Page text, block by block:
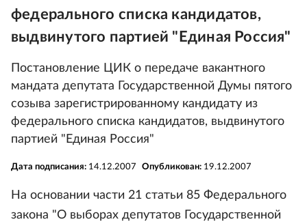
федерального списка кандидатов,
выдвинутого партией "Единая Россия"
Постановление ЦИК о передаче вакантного
мандата депутата Государственной Думы пятого
созыва зарегистрированному кандидату из
федерального списка кандидатов, выдвинутого
партией "Единая Россия"
Дата подписания: 14.12.2007 Опубликован: 19.12.2007
На основании части 21 статьи 85 Федерального
закона "О выборах депутатов Государственной